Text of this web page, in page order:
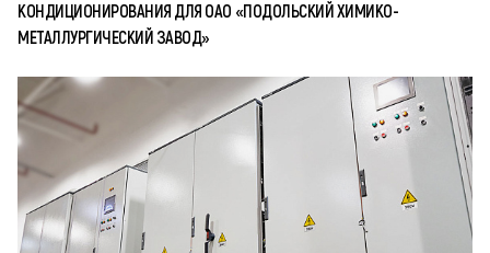
КОНДИЦИОНИРОВАНИЯ ДЛЯ ОАО «ПОДОЛЬСКИЙ ХИМИКО-
МЕТАЛЛУРГИЧЕСКИЙ ЗАВОД»